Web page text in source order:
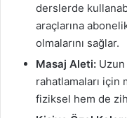
derslerde
araçlarına
olmalarını sağlar.
Masaj Aleti:
rahatlamaları için
fiziksel hem de